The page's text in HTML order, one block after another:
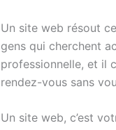
Un site web résout
gens qui cherchent
professionnelle, et il
rendez-vous sans
Un site web, c’est